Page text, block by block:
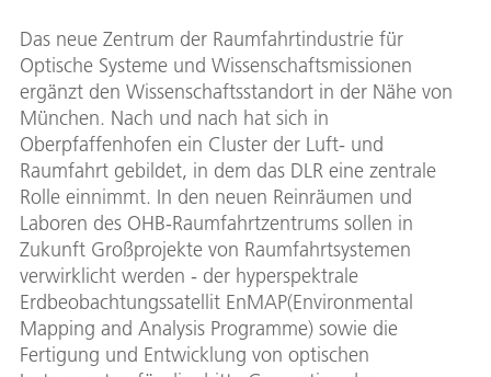
Das neue Zentrum der Raumfahrtindustrie für
Optische Systeme und Wissenschaftsmissionen
ergänzt den Wissenschaftsstandort in der Nähe von
München. Nach und nach hat sich in
Oberpfaffenhofen ein Cluster der Luft- und
Raumfahrt gebildet, in dem das DLR eine zentrale
Rolle einnimmt. In den neuen Reinräumen und
Laboren des OHB-Raumfahrtzentrums sollen in
Zukunft Großprojekte von Raumfahrtsystemen
verwirklicht werden - der hyperspektrale
Erdbeobachtungssatellit EnMAP(Environmental
Mapping and Analysis Programme) sowie die
Fertigung und Entwicklung von optischen